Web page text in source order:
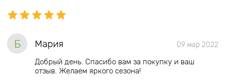
Б Мария 09 мар 2022
Добрый день. Спасибо вам за покупку и ваш
отзыв. Желаем яркого сезона!